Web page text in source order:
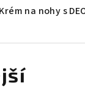
na nohy s